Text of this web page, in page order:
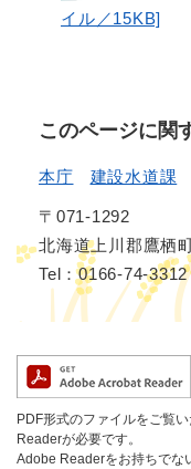
イル／15KB]
このページに関
本庁 建設水道課
〒071-1292
北海道上川郡鷹栖
Tel：0166-74-3312
PDF形式のファイルをご覧
Readerが必要です。
Adobe Readerをお持ちでな